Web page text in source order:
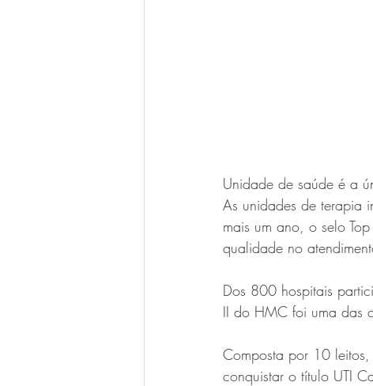
Unidade de saúde é a
As unidades de terapia
mais um ano, o selo
qualidade no
Dos 800 hospitais
II do HMC foi uma das
Composta por 10
conquistar o título UTI